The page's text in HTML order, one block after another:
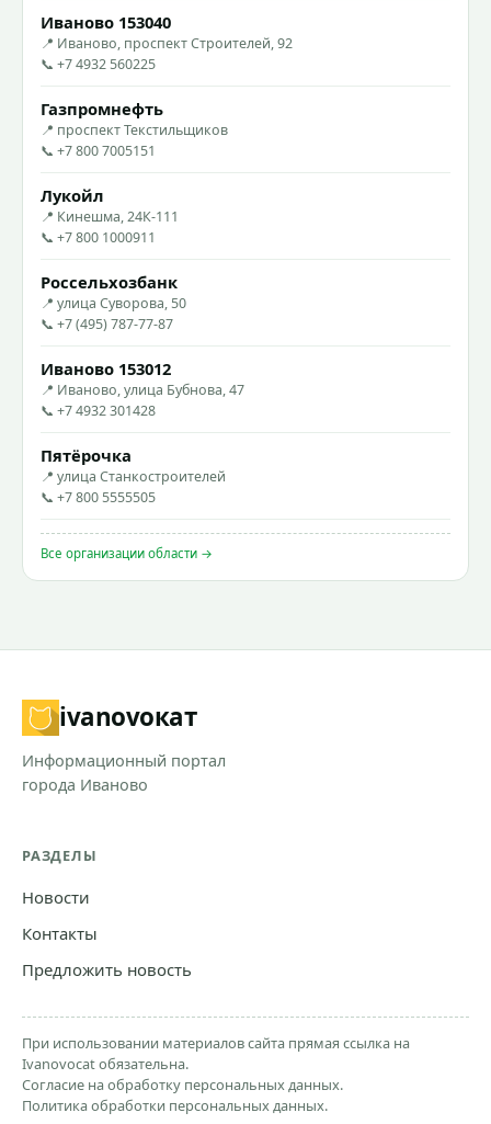
Иваново 153040
📍 Иваново, проспект Строителей, 92
📞 +7 4932 560225
Газпромнефть
📍 проспект Текстильщиков
📞 +7 800 7005151
Лукойл
📍 Кинешма, 24К-111
📞 +7 800 1000911
Россельхозбанк
📍 улица Суворова, 50
📞 +7 (495) 787-77-87
Иваново 153012
📍 Иваново, улица Бубнова, 47
📞 +7 4932 301428
Пятёрочка
📍 улица Станкостроителей
📞 +7 800 5555505
Все организации области →
ivanovoкат
Информационный портал
города Иваново
РАЗДЕЛЫ
Новости
Контакты
Предложить новость
При использовании материалов сайта прямая ссылка на
Ivanovocat обязательна.
Согласие на обработку персональных данных.
Политика обработки персональных данных.